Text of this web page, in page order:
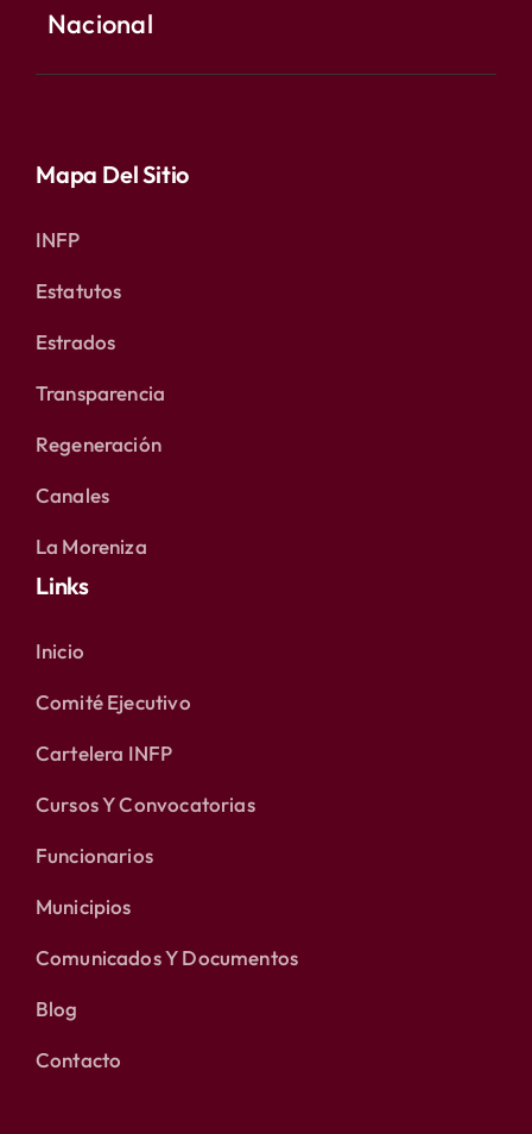
Nacional
Mapa Del Sitio
INFP
Estatutos
Estrados
Transparencia
Regeneración
Canales
La Moreniza
Links
Inicio
Comité Ejecutivo
Cartelera INFP
Cursos Y Convocatorias
Funcionarios
Municipios
Comunicados Y Documentos
Blog
Contacto